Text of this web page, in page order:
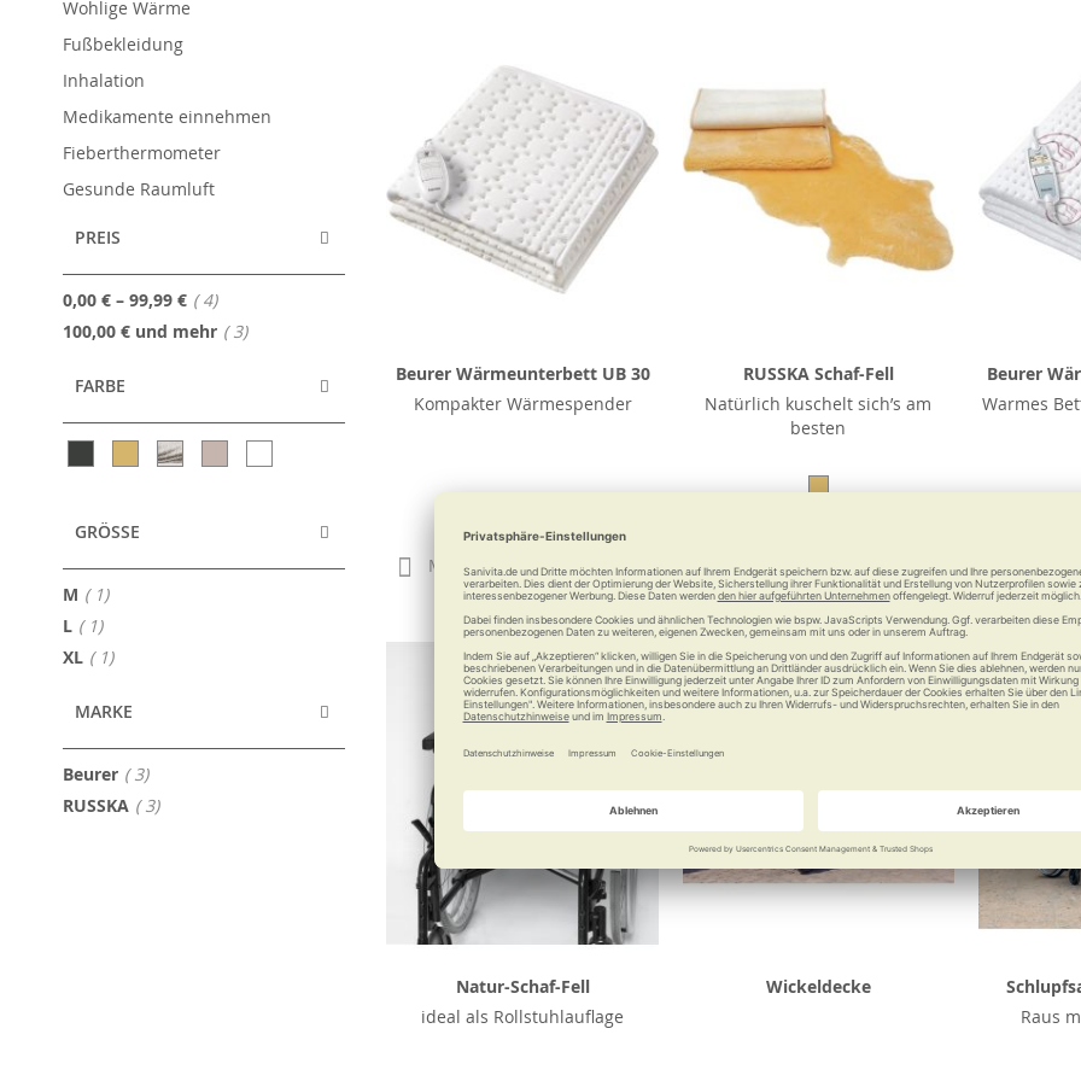
Beurer Wärmeunterbett UB 30
Kompakter Wärmespender
Merken Vergleichen
RUSSKA Schaf-Fell
Natürlich kuschelt sich’s am
besten
Merken Vergleichen
Beurer
Warmes
Natur-Schaf-Fell
ideal als Rollstuhlauflage
Wickeldecke
Raus
Wohlige Wärme
Fußbekleidung
Inhalation
Medikamente einnehmen
Fieberthermometer
Gesunde Raumluft
PREIS
0,00 € – 99,99 € 4Artikel
100,00 € und mehr 3Artikel
FARBE
GRÖSSE
M 1Artikel
L 1Artikel
XL 1Artikel
MARKE
Beurer 3Artikel
RUSSKA 3Artikel